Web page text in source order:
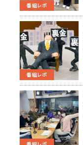
番組レポ
番組レポ